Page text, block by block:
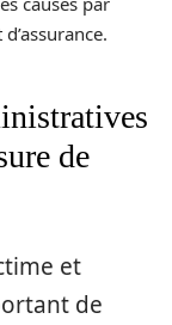
de
et
de